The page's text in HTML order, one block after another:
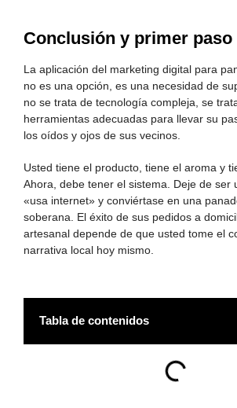
Conclusión y primer paso
La aplicación del marketing digital para
no es una opción, es una necesidad de
no se trata de tecnología compleja, se
herramientas adecuadas para llevar su
los oídos y ojos de sus vecinos.
Usted tiene el producto, tiene el aroma y
Ahora, debe tener el sistema. Deje de ser
«usa internet» y conviértase en una
soberana. El éxito de sus pedidos a
artesanal depende de que usted tome el
narrativa local hoy mismo.
Tabla de contenidos